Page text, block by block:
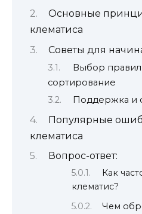
Основные
клематиса
Советы для
Выбор
сортирование
Поддержка и
Популярные
клематиса
Вопрос-ответ:
Как
клематис?
Чем